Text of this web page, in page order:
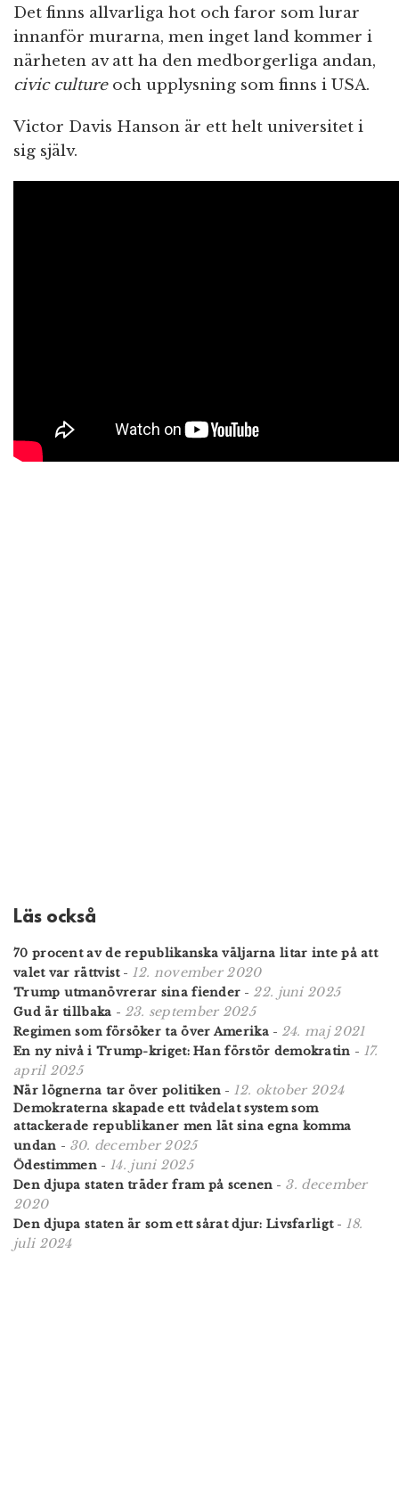
Det finns allvarliga hot och faror som lurar
innanför murarna, men inget land kommer i
närheten av att ha den medborgerliga andan,
civic cultureoch upplysning som finns i USA.
Victor Davis Hanson är ett helt universitet i
sig själv.
Läs också
70 procent av de republikanska väljarna litar inte på att
valet var rättvist- 12. november 2020
Trump utmanövrerar sina fiender - 22. juni 2025
Gud är tillbaka - 23. september 2025
Regimen som försöker ta över Amerika- 24. maj 2021
En ny nivå i Trump-kriget: Han förstör demokratin - 17.
april 2025
När lögnerna tar över politiken - 12. oktober 2024
Demokraterna skapade ett tvådelat system som
attackerade republikaner men lät sina egna komma
undan - 30. december 2025
Ödestimmen - 14. juni 2025
Den djupa staten träder fram på scenen - 3. december
2020
Den djupa staten är som ett sårat djur: Livsfarligt- 18.
juli 2024